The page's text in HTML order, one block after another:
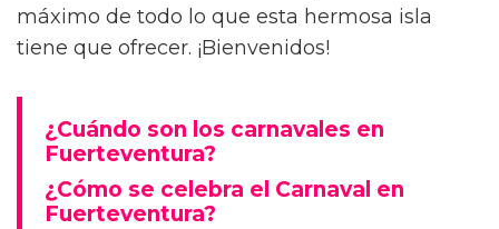
máximo de todo lo que esta hermosa isla
tiene que ofrecer. ¡Bienvenidos!
¿Cuándo son los carnavales en
Fuerteventura?
¿Cómo se celebra el Carnaval en
Fuerteventura?